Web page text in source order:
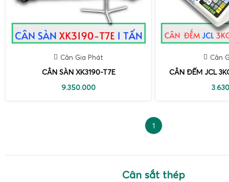
Cân Gia Phát
CÂN SÀN XK3190-T7E
9.350.000
Cân
CÂN ĐẾM JCL
1
Cân sắt thép